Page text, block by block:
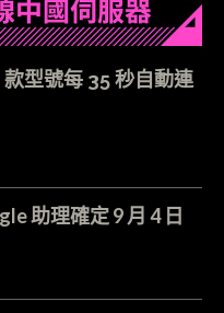
型號每 35 秒自動連
助理確定 9 月 4 日